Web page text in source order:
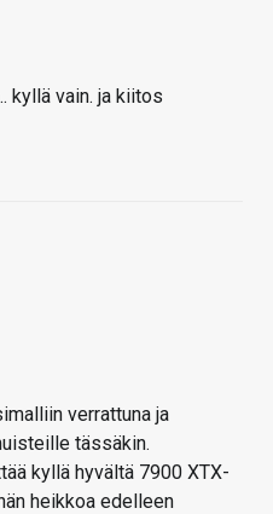
kyllä vain. ja kiitos
verrattuna ja
tässäkin.
kyllä hyvältä 7900 XTX-
heikkoa edelleen